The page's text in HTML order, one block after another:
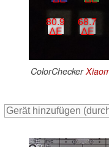
80.9
∆E
68.7
∆E
ColorChecker